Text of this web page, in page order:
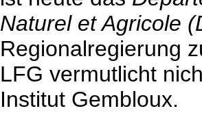
Naturel et Agricole
Regionalregierung
LFG vermutlicht
Institut Gembloux.